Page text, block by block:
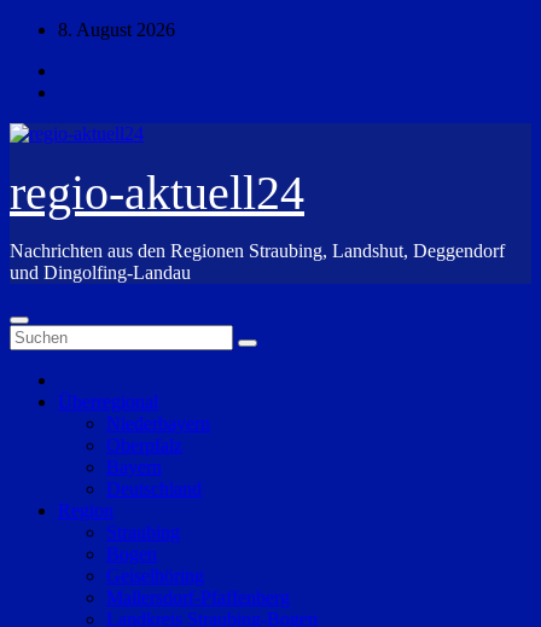
Zum
springen
8. August 2026
regio-aktuell24
Nachrichten aus den Regionen Straubing, Landshut, Deggendorf
und Dingolfing-Landau
Überregional
Niederbayern
Oberpfalz
Bayern
Deutschland
Region
Straubing
Bogen
Geiselhöring
Mallersdorf-Pfaffenberg
Landkreis Straubing-Bogen